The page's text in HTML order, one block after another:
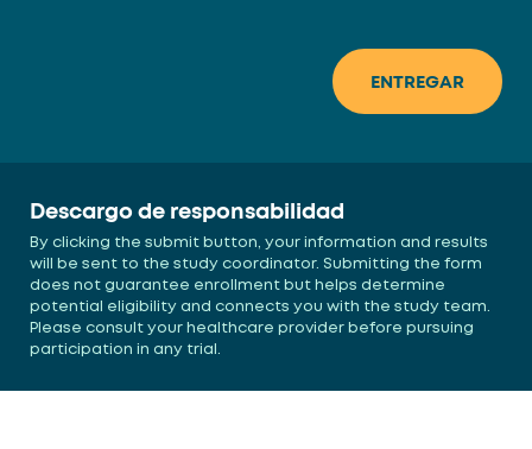
Descargo de responsabilidad
By clicking the submit button, your information and results
will be sent to the study coordinator. Submitting the form
does not guarantee enrollment but helps determine
potential eligibility and connects you with the study team.
Please consult your healthcare provider before pursuing
participation in any trial.